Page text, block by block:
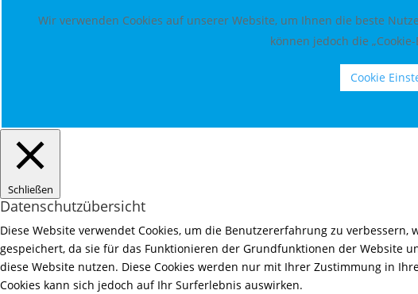
Wir verwenden Cookies auf unserer Website, um Ihnen die beste
können jedoch die
Cookie
Schließen
Datenschutzübersicht
Diese Website verwendet Cookies, um die Benutzererfahrung zu
gespeichert, da sie für das Funktionieren der Grundfunktionen der Website
diese Website nutzen. Diese Cookies werden nur mit Ihrer Zustimmung in
Cookies kann sich jedoch auf Ihr Surferlebnis auswirken.